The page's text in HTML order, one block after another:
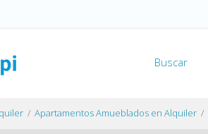
Buscar
Apartamentos Amueblados en Alquiler